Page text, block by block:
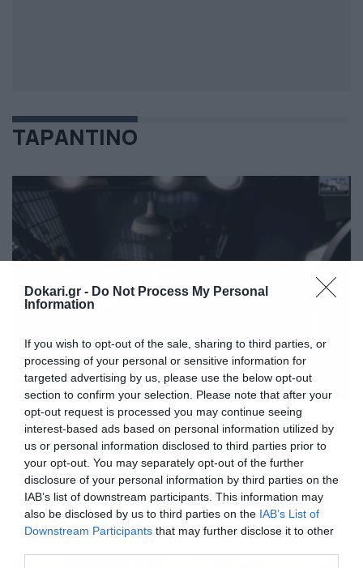
Dokari.gr - Do Not Process My Personal
Information
If you wish to opt-out of the sale, sharing to third parties, or
processing of your personal or sensitive information for
targeted advertising by us, please use the below opt-out
section to confirm your selection. Please note that after your
opt-out request is processed you may continue seeing
interest-based ads based on personal information utilized by
us or personal information disclosed to third parties prior to
your opt-out. You may separately opt-out of the further
disclosure of your personal information by third parties on the
IAB’s list of downstream participants. This information may
also be disclosed by us to third parties on the IAB’s List of
Downstream Participants that may further disclose it to other
ΤΑΡΑΝΤΙΝΟ
15/08/2020 20:49
Ανακαλύφθηκε χαμένο video game με τους
Ταραντίνο και Άνιστον
Ανακαλύφθηκε ξανά ένα χαμένο βιντεοπαιχνίδι με
πρωταγωνιστές τους Κουέντιν Ταραντίνο και Τζένιφερ
Άνιστον. Το Steven Spielberg’s Director’s Chair
κυκλοφόρησε το 1996 ως παιχνίδι προσομοίωσης σε